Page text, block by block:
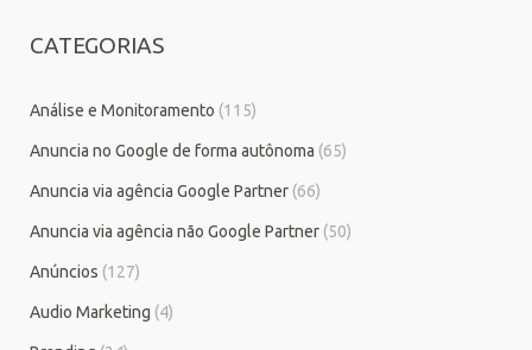
CATEGORIAS
Análise e Monitoramento (115)
Anuncia no Google de forma autônoma (65)
Anuncia via agência Google Partner (66)
Anuncia via agência não Google Partner (50)
Anúncios (127)
Audio Marketing (4)